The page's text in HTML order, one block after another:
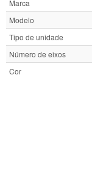
Marca
Modelo
Tipo de unidade
Número de eixos
Cor